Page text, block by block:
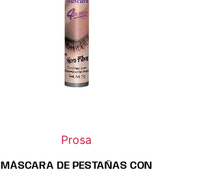
Prosa
MÁSCARA DE PESTAÑAS CON